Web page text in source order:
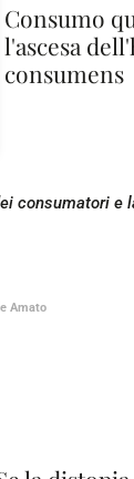
Consumo
l'ascesa
consumens
consumatori e
Amato